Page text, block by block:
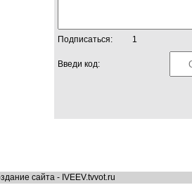
Подписаться: 1
Введи код:
сайта - IVEEV.tvvot.ru